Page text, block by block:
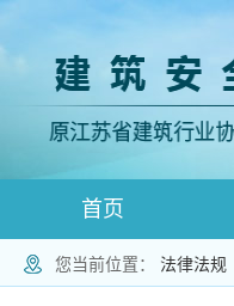
首页
登录跳转
您当前位置： 法律法规